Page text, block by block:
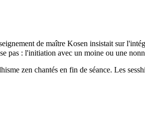
de maître Kosen insistait sur
pas : l'initiation avec un moine ou une
zen chantés en fin de séance. Les